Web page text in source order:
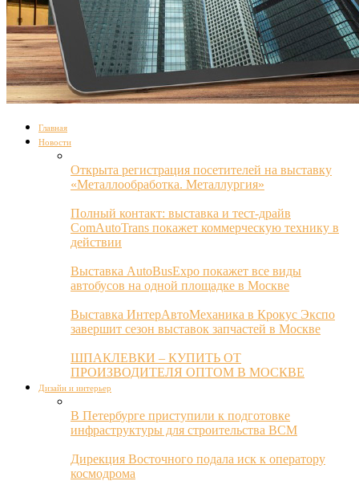
Главная
Новости
Открыта регистрация посетителей на выставку
«Металлообработка. Металлургия»
Полный контакт: выставка и тест-драйв
ComAutoTrans покажет коммерческую технику в
действии
Выставка AutoBusExpo покажет все виды
автобусов на одной площадке в Москве
Выставка ИнтерАвтоМеханика в Крокус Экспо
завершит сезон выставок запчастей в Москве
ШПАКЛЕВКИ – КУПИТЬ ОТ
ПРОИЗВОДИТЕЛЯ ОПТОМ В МОСКВЕ
Дизайн и интерьер
В Петербурге приступили к подготовке
инфраструктуры для строительства ВСМ
Дирекция Восточного подала иск к оператору
космодрома